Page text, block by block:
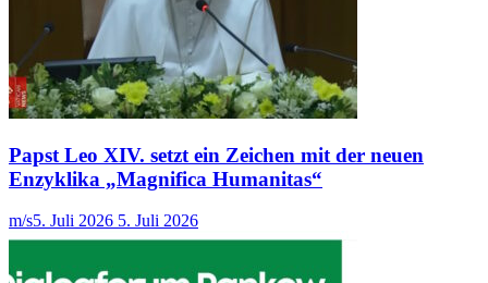
Papst Leo XIV. setzt ein Zeichen mit der neuen
Enzyklika „Magnifica Humanitas“
m/s5. Juli 2026 5. Juli 2026